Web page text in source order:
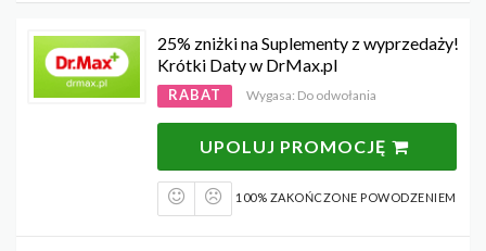
25% zniżki na Suplementy z wyprzedaży!
Krótki Daty w DrMax.pl
RABAT Wygasa: Do odwołania
UPOLUJ PROMOCJĘ
100% ZAKOŃCZONE POWODZENIEM